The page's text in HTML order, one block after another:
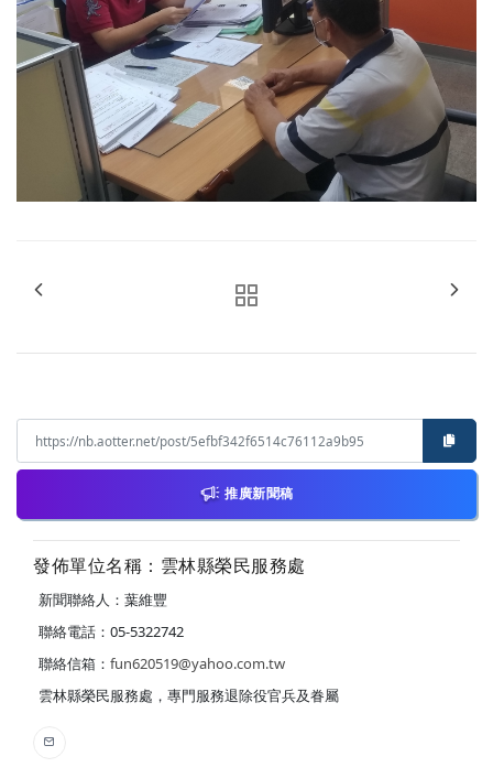
推廣新聞稿
發佈單位名稱：雲林縣榮民服務處
新聞聯絡人：葉維豐
聯絡電話：05-5322742
聯絡信箱： fun620519@yahoo.com.tw
雲林縣榮民服務處，專門服務退除役官兵及眷屬